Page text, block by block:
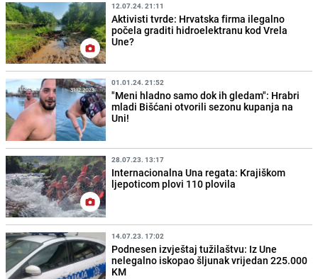
12.07.24. 21:11
Aktivisti tvrde: Hrvatska firma ilegalno
počela graditi hidroelektranu kod Vrela
Une?
01.01.24. 21:52
"Meni hladno samo dok ih gledam": Hrabri
mladi Bišćani otvorili sezonu kupanja na
Uni!
28.07.23. 13:17
Internacionalna Una regata: Krajiškom
ljepoticom plovi 110 plovila
14.07.23. 17:02
Podnesen izvještaj tužilaštvu: Iz Une
nelegalno iskopao šljunak vrijedan 225.000
KM